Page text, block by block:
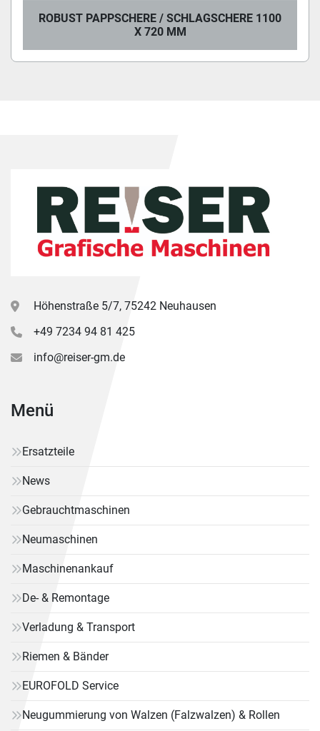
ROBUST PAPPSCHERE / SCHLAGSCHERE 1100
X 720 MM
Höhenstraße 5/7, 75242 Neuhausen
+49 7234 94 81 425
info@reiser-gm.de
Menü
Ersatzteile
News
Gebrauchtmaschinen
Neumaschinen
Maschinenankauf
De- & Remontage
Verladung & Transport
Riemen & Bänder
EUROFOLD Service
Neugummierung von Walzen (Falzwalzen) & Rollen